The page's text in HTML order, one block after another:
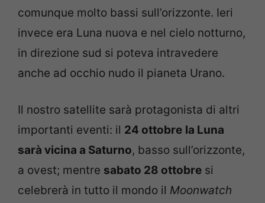
comunque molto bassi sull’orizzonte. Ieri
invece era Luna nuova e nel cielo notturno,
in direzione sud si poteva intravedere
anche ad occhio nudo il pianeta Urano.
Il nostro satellite sarà protagonista di altri
importanti eventi: il 24 ottobre la Luna
sarà vicina a Saturno, basso sull’orizzonte,
a ovest; mentre sabato 28 ottobre si
celebrerà in tutto il mondo il Moonwatch